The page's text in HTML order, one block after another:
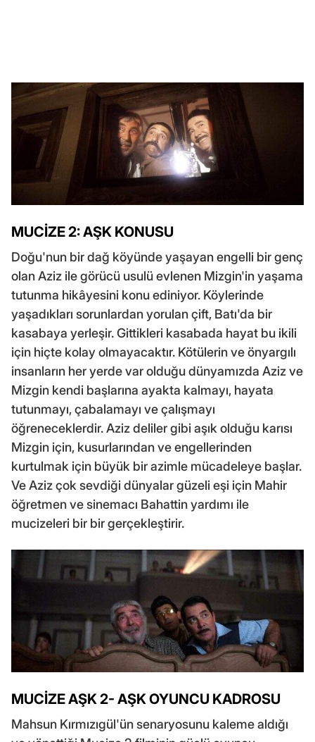
MUCİZE 2: AŞK KONUSU
Doğu'nun bir dağ köyünde yaşayan engelli bir genç
olan Aziz ile görücü usulü evlenen Mizgin'in yaşama
tutunma hikâyesini konu ediniyor. Köylerinde
yaşadıkları sorunlardan yorulan çift, Batı'da bir
kasabaya yerleşir. Gittikleri kasabada hayat bu ikili
için hiçte kolay olmayacaktır. Kötülerin ve önyargılı
insanların her yerde var olduğu dünyamızda Aziz ve
Mizgin kendi başlarına ayakta kalmayı, hayata
tutunmayı, çabalamayı ve çalışmayı
öğreneceklerdir. Aziz deliler gibi aşık olduğu karısı
Mizgin için, kusurlarından ve engellerinden
kurtulmak için büyük bir azimle mücadeleye başlar.
Ve Aziz çok sevdiği dünyalar güzeli eşi için Mahir
öğretmen ve sinemacı Bahattin yardımı ile
mucizeleri bir bir gerçekleştirir.
MUCİZE AŞK 2- AŞK OYUNCU KADROSU
Mahsun Kırmızıgül'ün senaryosunu kaleme aldığı